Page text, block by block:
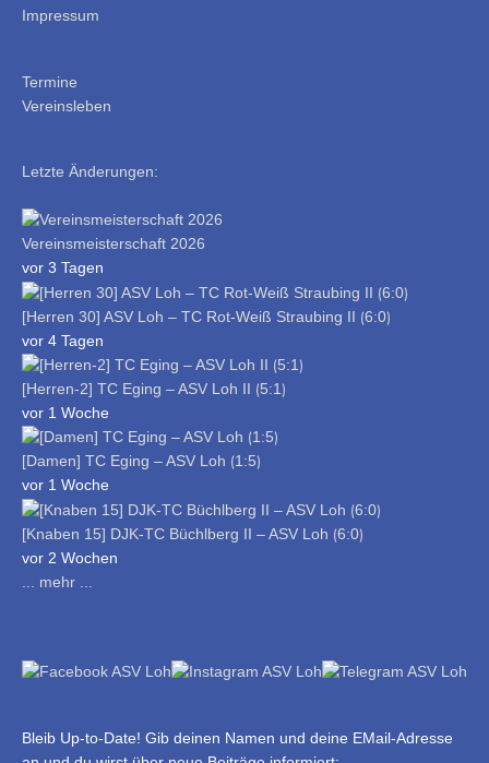
Impressum
Termine
Vereinsleben
Letzte Änderungen:
Vereinsmeisterschaft 2026
vor 3 Tagen
[Herren 30] ASV Loh – TC Rot-Weiß Straubing II ⟮6:0⟯
vor 4 Tagen
[Herren-2] TC Eging – ASV Loh II ⟮5:1⟯
vor 1 Woche
[Damen] TC Eging – ASV Loh ⟮1:5⟯
vor 1 Woche
[Knaben 15] DJK-TC Büchlberg II – ASV Loh ⟮6:0⟯
vor 2 Wochen
... mehr ...
Bleib Up-to-Date! Gib deinen Namen und deine EMail-Adresse